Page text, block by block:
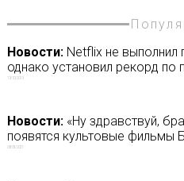
Новости:Netflix не выполнил
однако установил рекорд по
19/10/2019
Новости:«Ну здравствуй,
появятся культовые фильмы
28/05/2021